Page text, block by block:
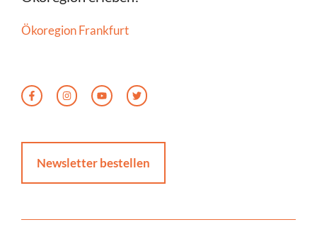
Ökoregion Frankfurt
Newsletter bestellen